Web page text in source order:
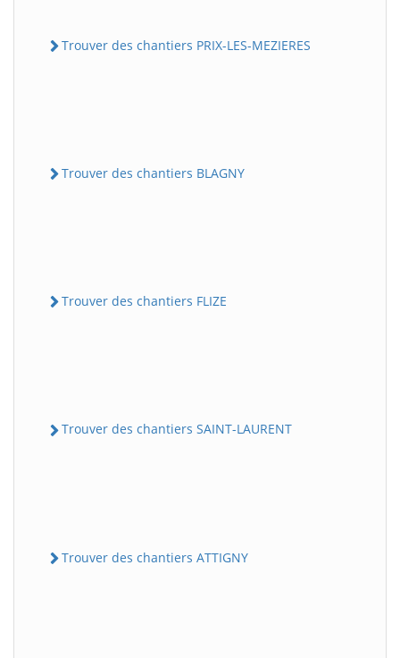
Trouver des chantiers PRIX-LES-MEZIERES
Trouver des chantiers BLAGNY
Trouver des chantiers FLIZE
Trouver des chantiers SAINT-LAURENT
Trouver des chantiers ATTIGNY